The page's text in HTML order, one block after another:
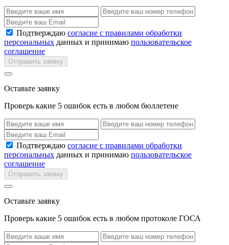
Подтверждаю согласие с правилами обработки
персональных данных и принимаю пользовательское
соглашение
Отправить заявку
Оставьте заявку
Проверь какие 5 ошибок есть в любом бюллетене
Подтверждаю согласие с правилами обработки
персональных данных и принимаю пользовательское
соглашение
Отправить заявку
Оставьте заявку
Проверь какие 5 ошибок есть в любом протоколе ГОСА